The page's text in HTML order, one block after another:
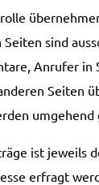
sind
Anrufer in
Seiten
umgehend
ist jeweils
erfragt